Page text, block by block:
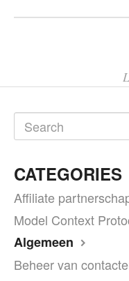
CATEGORIES
Affiliate
Model Context
Algemeen
Beheer van